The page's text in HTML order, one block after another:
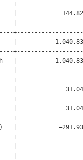
|
|
|
|
|
|
|
II.)   |
IN     |
|